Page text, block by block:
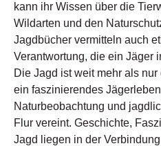
kann ihr Wissen über die
Wildarten und den
Jagdbücher vermitteln auch
Verantwortung, die ein Jäger
Die Jagd ist weit mehr als
ein faszinierendes
Naturbeobachtung und
Flur vereint. Geschichte,
Jagd liegen in der